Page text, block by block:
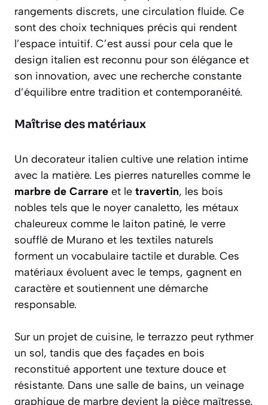
rangements discrets, une circulation fluide. Ce
sont des choix techniques précis qui rendent
l’espace intuitif. C’est aussi pour cela que le
design italien est reconnu pour son élégance et
son innovation, avec une recherche constante
d’équilibre entre tradition et contemporanéité.
Maîtrise des matériaux
Un decorateur italien cultive une relation intime
avec la matière. Les pierres naturelles comme le
marbre de Carrare et le travertin, les bois
nobles tels que le noyer canaletto, les métaux
chaleureux comme le laiton patiné, le verre
soufflé de Murano et les textiles naturels
forment un vocabulaire tactile et durable. Ces
matériaux évoluent avec le temps, gagnent en
caractère et soutiennent une démarche
responsable.
Sur un projet de cuisine, le terrazzo peut rythmer
un sol, tandis que des façades en bois
reconstitué apportent une texture douce et
résistante. Dans une salle de bains, un veinage
graphique de marbre devient la pièce maîtresse,